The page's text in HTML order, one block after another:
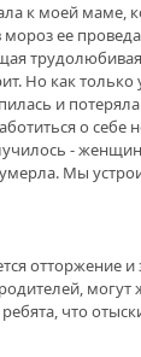
к моей маме,
ее
трудолюбивая
Но как
и
о
-
Мы
отторжение и
ребята, что